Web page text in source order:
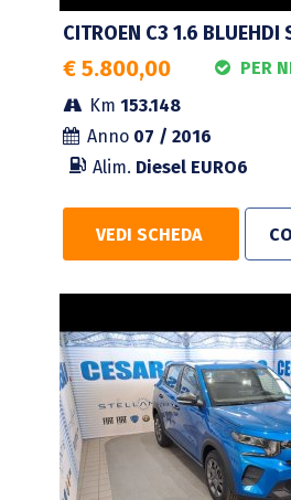
CITROEN C3 1.6 BLUEHDI
€ 5.800,00
PER
Km 153.148
Anno07 / 2016
Alim. Diesel EURO6
VEDI SCHEDA